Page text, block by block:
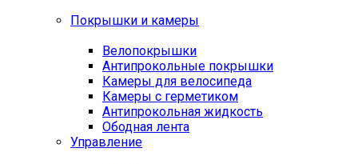
Покрышки и камеры
Велопокрышки
Антипрокольные покрышки
Камеры для велосипеда
Камеры с герметиком
Антипрокольная жидкость
Ободная лента
Управление